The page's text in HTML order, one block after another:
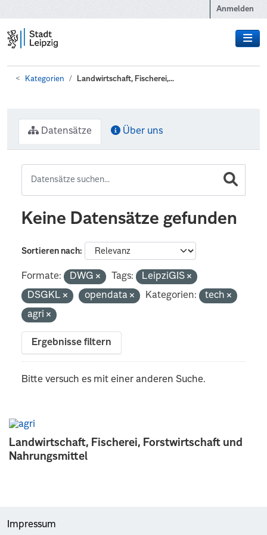
Anmelden
Kategorien Landwirtschaft, Fischerei,...
Landwirtschaft, Fischerei, Forstwirtschaft und
Nahrungsmittel
Datensätze Über uns
Keine Datensätze gefunden
Sortieren nach
Formate: DWG Tags:
LeipziGIS
DSGKL
opendata Kategorien:
tech
agri
Ergebnisse filtern
Bitte versuch es mit einer anderen Suche.
Impressum